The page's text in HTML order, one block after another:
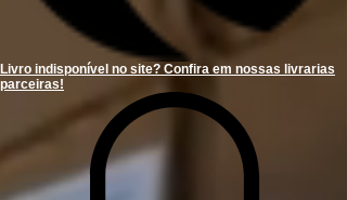
Livro indisponível no site? Confira em nossas livrarias
parceiras!